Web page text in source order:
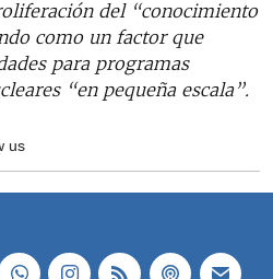
del “conocimiento
como un factor que
para programas
“en pequeña escala”.
us